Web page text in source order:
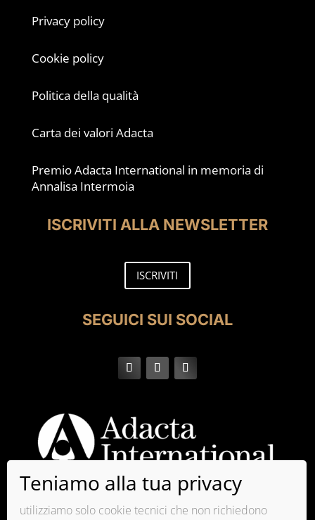
Privacy policy
Cookie policy
Politica della qualità
Carta dei valori Adacta
Premio Adacta International in memoria di
Annalisa Intermoia
ISCRIVITI ALLA NEWSLETTER
ISCRIVITI
SEGUICI SUI SOCIAL
utilizziamo solo cookie tecnici che non richiedono